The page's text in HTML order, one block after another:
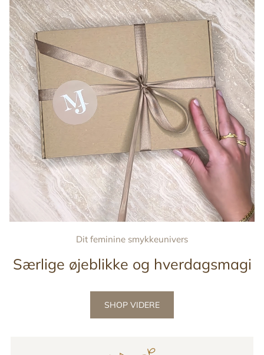
Dit feminine smykkeunivers
Særlige øjeblikke og hverdagsmagi
SHOP VIDERE